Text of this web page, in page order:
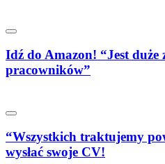
Idź do Amazon! “Jest duże
pracowników”
“Wszystkich traktujemy
wysłać swoje CV!